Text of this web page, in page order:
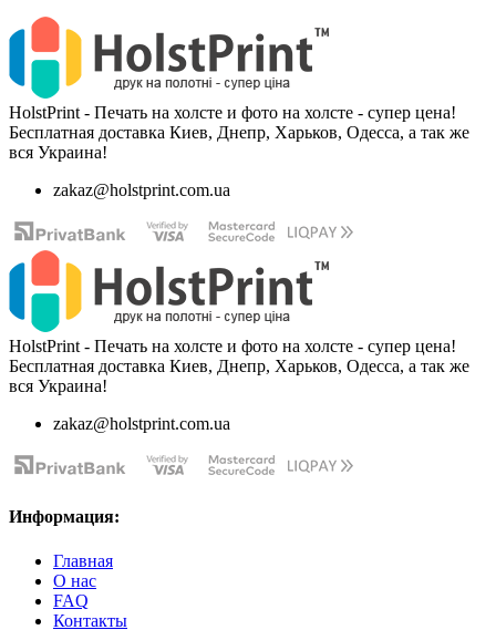
HolstPrint - Печать на холсте и фото на холсте - супер цена!
Бесплатная доставка Киев, Днепр, Харьков, Одесса, а так же
вся Украина!
zakaz@holstprint.com.ua
HolstPrint - Печать на холсте и фото на холсте - супер цена!
Бесплатная доставка Киев, Днепр, Харьков, Одесса, а так же
вся Украина!
zakaz@holstprint.com.ua
Информация:
Главная
О нас
FAQ
Контакты